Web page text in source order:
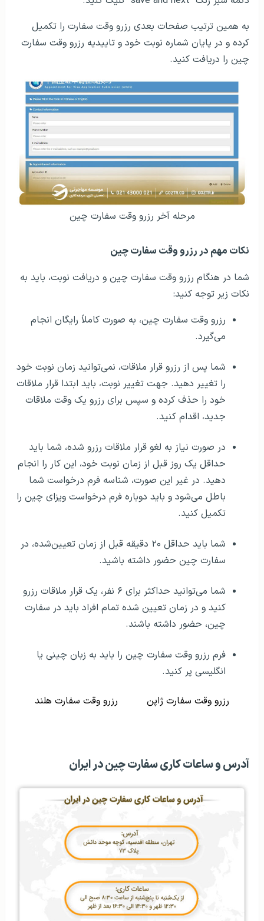
به همین ترتیب صفحات بعدی رزرو وقت سفارت را تکمیل
کرده و در پایان شماره نوبت خود و تاییدیه رزرو وقت سفارت
چین را دریافت کنید.
مرحله آخر رزرو وقت سفارت چین
نکات مهم در رزرو وقت سفارت چین
شما در هنگام رزرو وقت سفارت چین و دریافت نوبت، باید به
نکات زیر توجه کنید:
رزرو وقت سفارت چین، به صورت کاملاً رایگان انجام
می‌گیرد.
شما پس از رزرو قرار ملاقات، نمی‌توانید زمان نوبت خود
را تغییر دهید. جهت تغییر نوبت، باید ابتدا قرار ملاقات
خود را حذف کرده و سپس برای رزرو یک وقت ملاقات
جدید، اقدام کنید.
در صورت نیاز به لغو قرار ملاقات رزرو شده، شما باید
حداقل یک روز قبل از زمان نوبت خود، این کار را انجام
دهید. در غیر این صورت، شناسه فرم درخواست شما
باطل می‌شود و باید دوباره فرم درخواست ویزای چین را
تکمیل کنید.
شما باید حداقل ۲۰ دقیقه قبل از زمان تعیین‌شده، در
سفارت چین حضور داشته باشید.
شما می‌توانید حداکثر برای ۶ نفر، یک قرار ملاقات رزرو
کنید و در زمان تعیین شده تمام افراد باید در سفارت
چین، حضور داشته باشند.
فرم رزرو وقت سفارت چین را باید به زبان چینی یا
انگلیسی پر کنید.
رزرو وقت سفارت ژاپن رزرو وقت سفارت هلند
آدرس و ساعات کاری سفارت چین در ایران